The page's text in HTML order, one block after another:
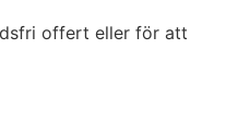
offert eller för att